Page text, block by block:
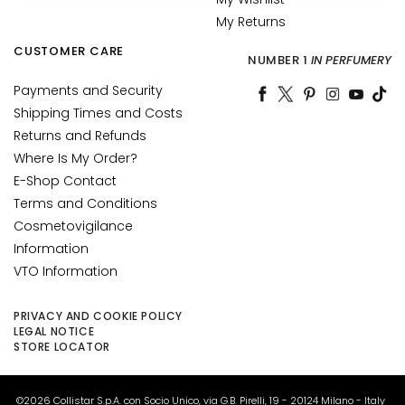
s
F
a
c
e
c
r
e
a
m
s
E
y
a
n
CUSTOMER CARE
Payments and Security
Shipping Times and Costs
Returns and Refunds
Where Is My Order?
E-Shop Contact
Terms and Conditions
Cosmetovigilance
Information
VTO Information
PRIVACY AND COOKIE POLICY
LEGAL NOTICE
STORE LOCATOR
My Returns
NUMBER 1 IN PERFUMERY
©2026 Collistar S.p.A. con Socio Unico, via G.B. Pirelli, 19 - 20124 Milano - Italy